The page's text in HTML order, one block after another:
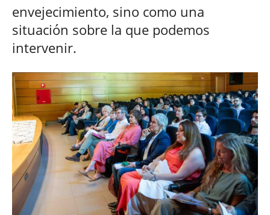
envejecimiento, sino como una
situación sobre la que podemos
intervenir.